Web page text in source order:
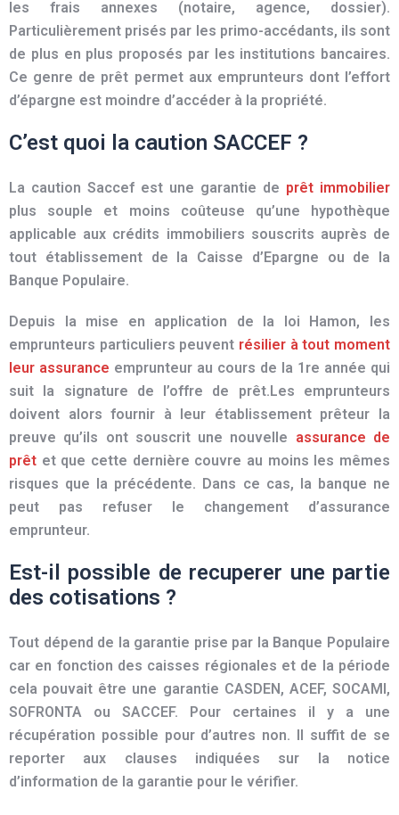
les frais annexes (notaire, agence, dossier).
Particulièrement prisés par les primo-accédants, ils sont
de plus en plus proposés par les institutions bancaires.
Ce genre de prêt permet aux emprunteurs dont l’effort
d’épargne est moindre d’accéder à la propriété.
C’est quoi la caution SACCEF ?
La caution Saccef est une garantie de prêt immobilier
plus souple et moins coûteuse qu’une hypothèque
applicable aux crédits immobiliers souscrits auprès de
tout établissement de la Caisse d’Epargne ou de la
Banque Populaire.
Depuis la mise en application de la loi Hamon, les
emprunteurs particuliers peuvent résilier à tout moment
leur assurance emprunteur au cours de la 1re année qui
suit la signature de l’offre de prêt.Les emprunteurs
doivent alors fournir à leur établissement prêteur la
preuve qu’ils ont souscrit une nouvelle assurance de
prêt et que cette dernière couvre au moins les mêmes
risques que la précédente. Dans ce cas, la banque ne
peut pas refuser le changement d’assurance
emprunteur.
Est-il possible de recuperer une partie
des cotisations ?
Tout dépend de la garantie prise par la Banque Populaire
car en fonction des caisses régionales et de la période
cela pouvait être une garantie CASDEN, ACEF, SOCAMI,
SOFRONTA ou SACCEF. Pour certaines il y a une
récupération possible pour d’autres non. Il suffit de se
reporter aux clauses indiquées sur la notice
d’information de la garantie pour le vérifier.